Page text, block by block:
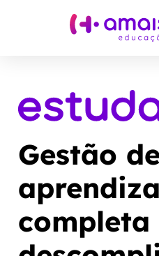
Gestão
completa